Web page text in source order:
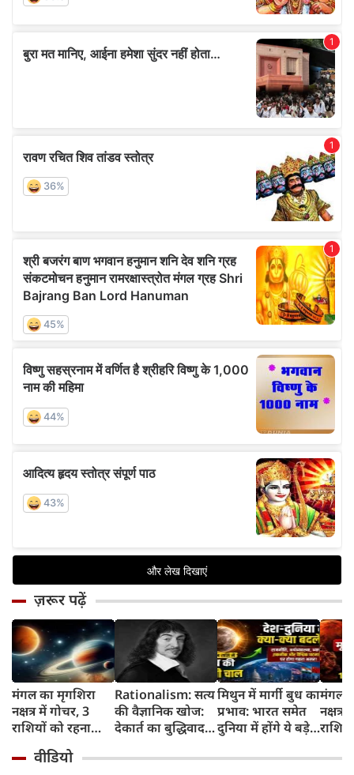
ज़रूर पढ़ें
मंगल का मृगशिरा
नक्षत्र में गोचर, 3
राशियों को रहना
सावधान
Rationalism: सत्य
की वैज्ञानिक खोज:
देकार्त का बुद्धिवाद
का जन्म
मिथुन में मार्गी बुध का
प्रभाव: भारत समेत
दुनिया में होंगे ये बड़े
मंगल
नक्षत्र
किसे
वीडियो